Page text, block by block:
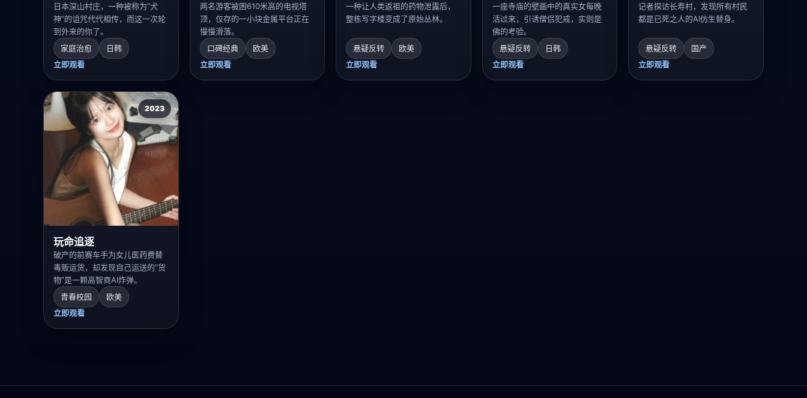
日本深山村庄，一种被称为“犬
神”的诅咒代代相传，而这一次轮
到外来的你了。
家庭治愈
日韩
立即观看
两名游客被困610米高的电视塔
顶，仅存的一小块金属平台正在
慢慢滑落。
口碑经典
欧美
立即观看
一种让人类返祖的药物泄露后，
整栋写字楼变成了原始丛林。
悬疑反转
欧美
立即观看
一座寺庙的壁画中的真实女每晚
活过来，引诱僧侣犯戒，实则是
佛的考验。
悬疑反转
日韩
立即观看
记者探访长寿村，发现所有村民
都是已死之人的AI仿生替身。
悬疑反转
国产
立即观看
2023
玩命追逐
破产的前赛车手为女儿医药费替
毒贩运货，却发现自己运送的“货
物”是一颗高智商AI炸弹。
青春校园
欧美
立即观看